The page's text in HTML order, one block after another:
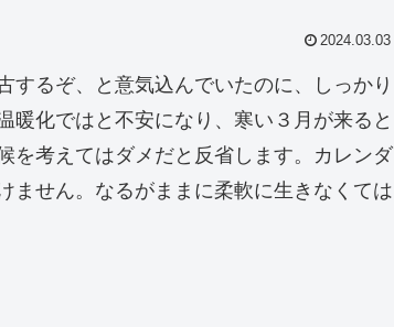
2024.03.03
するぞ、と意気込んでいたのに、しっかり
暖化ではと不安になり、寒い３月が来ると
を考えてはダメだと反省します。カレンダ
ません。なるがままに柔軟に生きなくては